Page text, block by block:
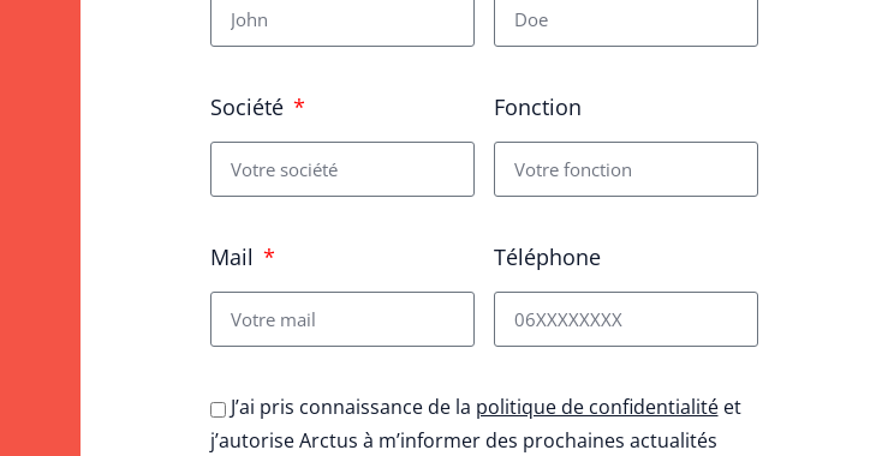
Société Fonction
Mail Téléphone
J’ai pris connaissance de la politique de confidentialitéet
j’autorise Arctus à m’informer des prochaines actualités